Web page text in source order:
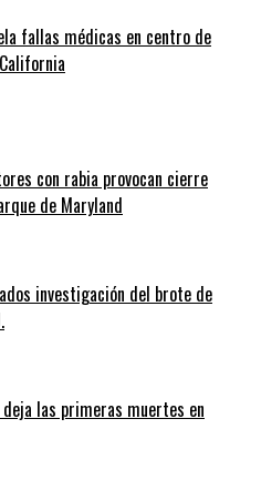
fallas médicas en centro de
con rabia provocan cierre
de Maryland
investigación del brote de
las primeras muertes en